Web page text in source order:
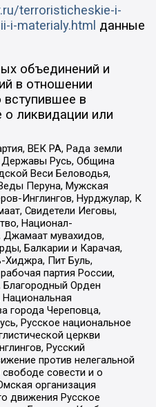
terroristicheskie-i-
i-materialy.html данные
объединений и
в отношении
в
ликвидации или
ВЕК РА, Рада земли
Русь, Община
Веси Беловодья,
Перуна, Мужская
Инглингов, Нурджулар, К
Свидетели Иеговы,
Национал-
Джамаат мувахидов,
Балкарии и Карачая,
Хиджра, Пит Буль,
партия России,
Орден
города Череповца,
Русское национальное
церкви
Русский
против нелегальной
совести и о
организация
движения Русское